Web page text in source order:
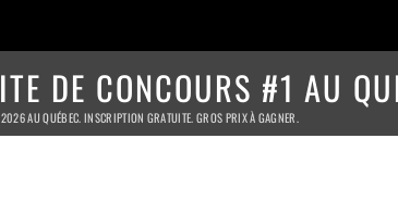
DE CONCOURS #1 AU
AU QUÉBEC. INSCRIPTION GRATUITE. GROS PRIX À GAGNER.